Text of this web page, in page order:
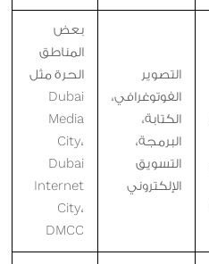
التصوير
الفوتوغرافي،
الكتابة،
البرمجة،
التسويق
الإلكتروني
بعض
المناطق
الحرة مثل
Dubai
Media
City،
Dubai
Internet
City،
DMCC